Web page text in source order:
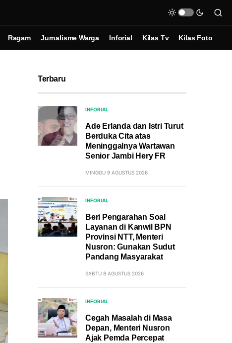
Ragam Jurnalisme Warga Inforial Kilas Tv Kilas Foto
Terbaru
INFORIAL
Ade Erlanda dan Istri Turut
Berduka Cita atas
Meninggalnya Wartawan
Senior Jambi Hery FR
MINGGU 9 AGUSTUS 2026
INFORIAL
Beri Pengarahan Soal
Layanan di Kanwil BPN
Provinsi NTT, Menteri
Nusron: Gunakan Sudut
Pandang Masyarakat
SABTU 8 AGUSTUS 2026
INFORIAL
Cegah Masalah di Masa
Depan, Menteri Nusron
Ajak Pemda Percepat